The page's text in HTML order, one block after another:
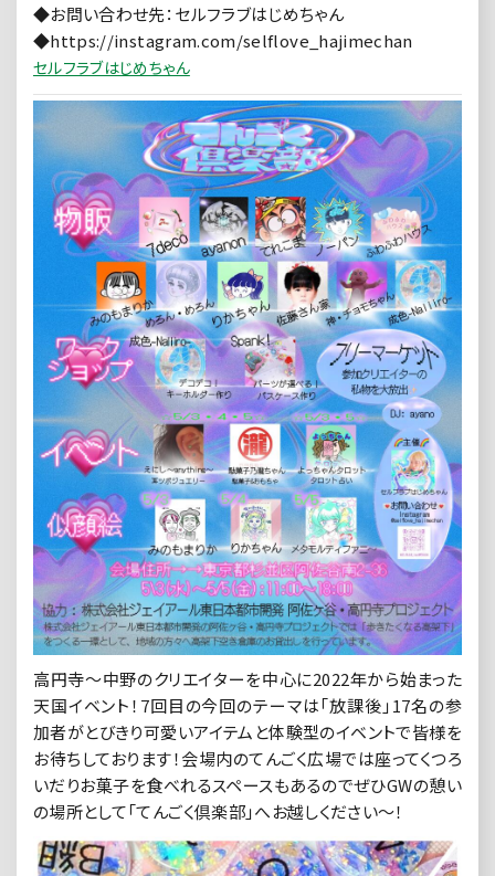
◆お問い合わせ先：セルフラブはじめちゃん
◆https://instagram.com/selflove_hajimechan
セルフラブはじめちゃん
高円寺〜中野のクリエイターを中心に2022年から始まった
天国イベント！7回目の今回のテーマは「放課後」17名の参
加者がとびきり可愛いアイテムと体験型のイベントで皆様を
お待ちしております！会場内のてんごく広場では座ってくつろ
いだりお菓子を食べれるスペースもあるのでぜひGWの憩い
の場所として「てんごく倶楽部」へお越しください〜！